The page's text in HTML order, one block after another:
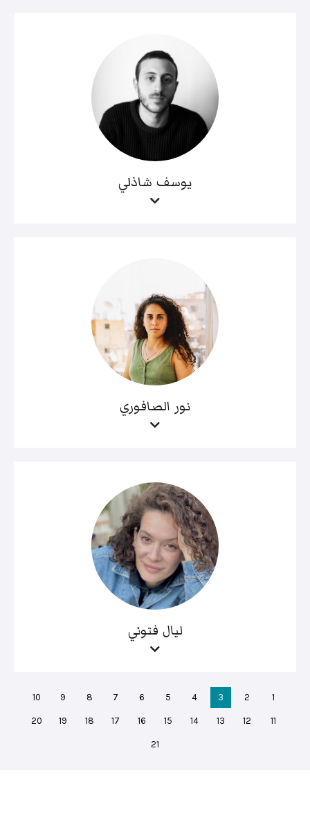
يوسف شاذلي
نور الصافوري
ليال فتوني
1
2
3
4
5
6
7
8
9
10
11
12
13
14
15
16
17
18
19
20
21